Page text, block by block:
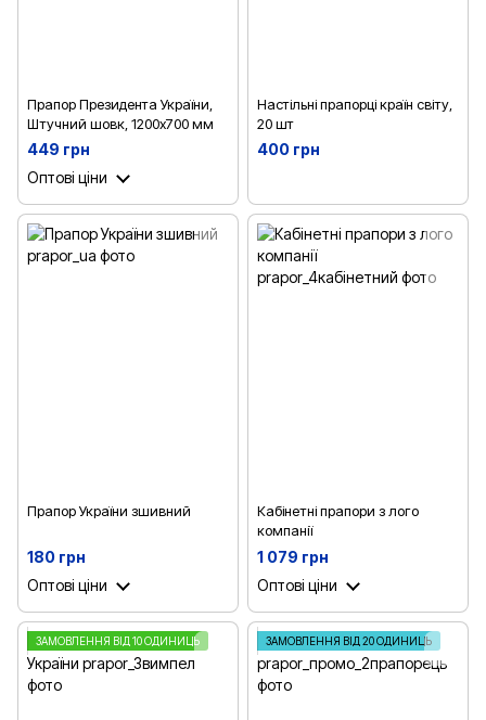
Прапор Президента України,
Штучний шовк, 1200х700 мм
449 грн
Оптові ціни
Настільні прапорці країн світу,
20 шт
400 грн
Прапор України зшивний
180 грн
Оптові ціни
Кабінетні прапори з лого
компанії
1 079 грн
Оптові ціни
ЗАМОВЛЕННЯ ВІД 10 ОДИНИЦЬ ЗАМОВЛЕННЯ ВІД 20 ОДИНИЦЬ